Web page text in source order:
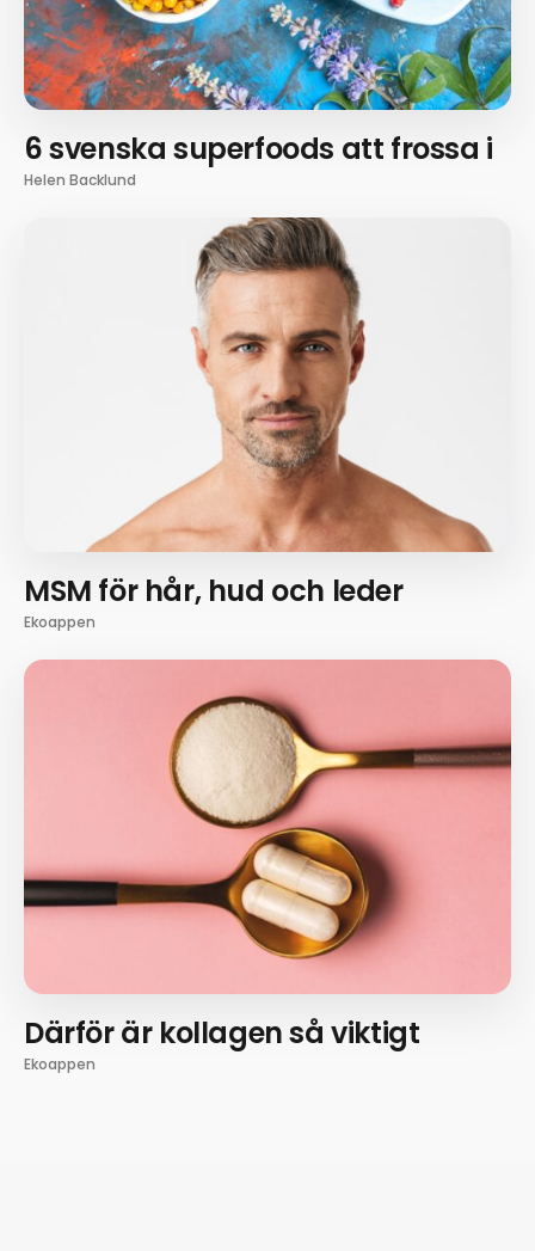
6 svenska superfoods att frossa i
Helen Backlund
MSM för hår, hud och leder
Ekoappen
Därför är kollagen så viktigt
Ekoappen